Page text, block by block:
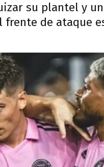
su plantel y
de ataque